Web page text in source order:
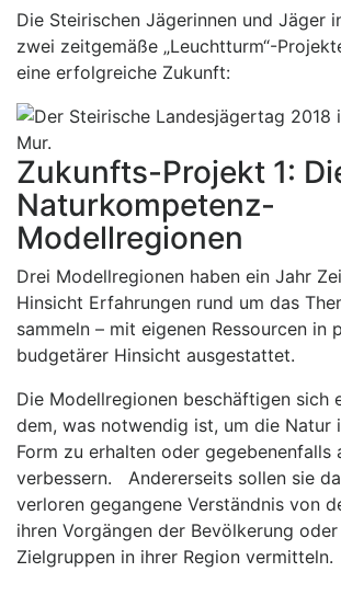
Die Steirischen Jägerinnen und Jäger
zwei zeitgemäße „Leuchtturm“-
eine erfolgreiche Zukunft:
Zukunfts-Projekt 1:
Naturkompetenz-
Modellregionen
Drei Modellregionen haben ein Jahr
Hinsicht Erfahrungen rund um das
sammeln – mit eigenen Ressourcen in
budgetärer Hinsicht ausgestattet.
Die Modellregionen beschäftigen sich
dem, was notwendig ist, um die Natur
Form zu erhalten oder gegebenenfalls
verbessern. Andererseits sollen sie
verloren gegangene Verständnis von
ihren Vorgängen der Bevölkerung
Zielgruppen in ihrer Region vermitteln.